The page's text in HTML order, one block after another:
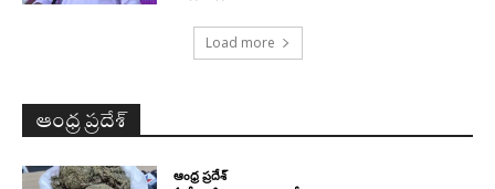
Load more
ఆంధ్ర ప్రదేశ్
ఆంధ్ర ప్రదేశ్